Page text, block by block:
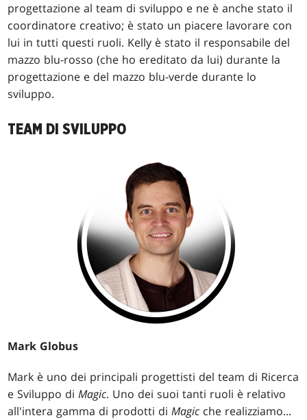
progettazione al team di sviluppo e ne è anche stato il
coordinatore creativo; è stato un piacere lavorare con
lui in tutti questi ruoli. Kelly è stato il responsabile del
mazzo blu-rosso (che ho ereditato da lui) durante la
progettazione e del mazzo blu-verde durante lo
sviluppo.
TEAM DI SVILUPPO
Mark Globus
Mark è uno dei principali progettisti del team di Ricerca
e Sviluppo diMagic. Uno dei suoi tanti ruoli è relativo
all'intera gamma di prodotti diMagic che realizziamo...